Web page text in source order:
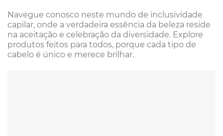
Navegue conosco neste mundo de inclusividade
capilar, onde a verdadeira essência da beleza reside
na aceitação e celebração da diversidade. Explore
produtos feitos para todos, porque cada tipo de
cabelo é único e merece brilhar.